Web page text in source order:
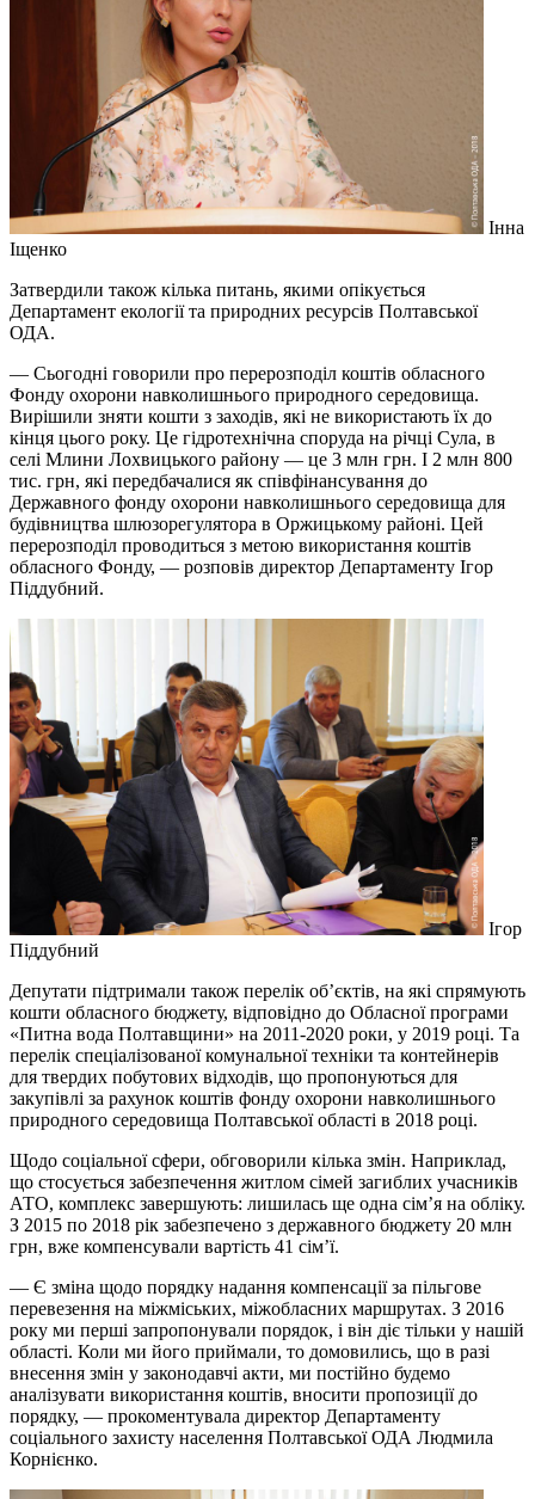
Інна
Іщенко
Затвердили також кілька питань, якими опікується
Департамент екології та природних ресурсів Полтавської
ОДА.
— Сьогодні говорили про перерозподіл коштів обласного
Фонду охорони навколишнього природного середовища.
Вирішили зняти кошти з заходів, які не використають їх до
кінця цього року. Це гідротехнічна споруда на річці Сула, в
селі Млини Лохвицького району — це 3 млн грн. І 2 млн 800
тис. грн, які передбачалися як співфінансування до
Державного фонду охорони навколишнього середовища для
будівництва шлюзорегулятора в Оржицькому районі. Цей
перерозподіл проводиться з метою використання коштів
обласного Фонду, — розповів директор Департаменту Ігор
Піддубний.
Ігор
Піддубний
Депутати підтримали також перелік об’єктів, на які спрямують
кошти обласного бюджету, відповідно до Обласної програми
«Питна вода Полтавщини» на 2011-2020 роки, у 2019 році. Та
перелік спеціалізованої комунальної техніки та контейнерів
для твердих побутових відходів, що пропонуються для
закупівлі за рахунок коштів фонду охорони навколишнього
природного середовища Полтавської області в 2018 році.
Щодо соціальної сфери, обговорили кілька змін. Наприклад,
що стосується забезпечення житлом сімей загиблих учасників
АТО, комплекс завершують: лишилась ще одна сім’я на обліку.
З 2015 по 2018 рік забезпечено з державного бюджету 20 млн
грн, вже компенсували вартість 41 сім’ї.
— Є зміна щодо порядку надання компенсації за пільгове
перевезення на міжміських, міжобласних маршрутах. З 2016
року ми перші запропонували порядок, і він діє тільки у нашій
області. Коли ми його приймали, то домовились, що в разі
внесення змін у законодавчі акти, ми постійно будемо
аналізувати використання коштів, вносити пропозиції до
порядку, — прокоментувала директор Департаменту
соціального захисту населення Полтавської ОДА Людмила
Корнієнко.